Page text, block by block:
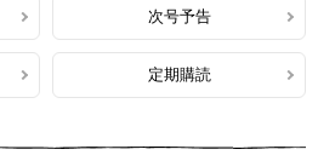
次号予告
定期購読